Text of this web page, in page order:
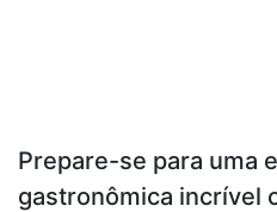
Prepare-se para uma
gastronômica incrível